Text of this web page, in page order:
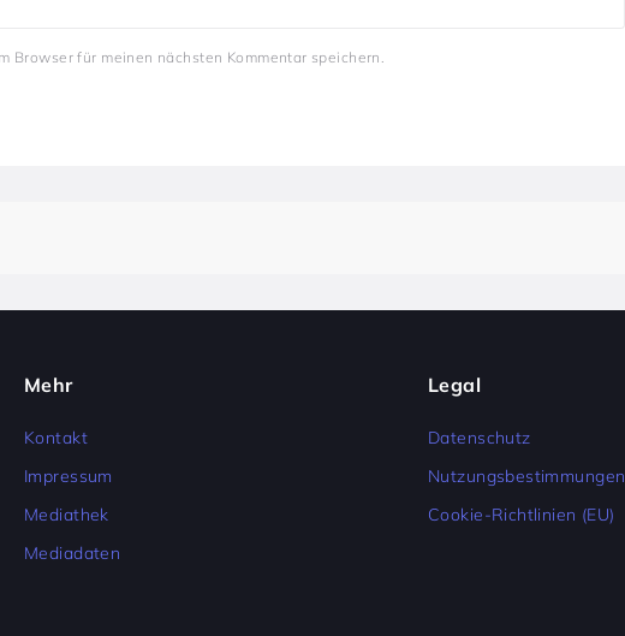
Browser für meinen nächsten Kommentar speichern.
Mehr
Kontakt
Impressum
Mediathek
Mediadaten
Legal
Datenschutz
Nutzungsbestimmungen
Cookie-Richtlinien (EU)